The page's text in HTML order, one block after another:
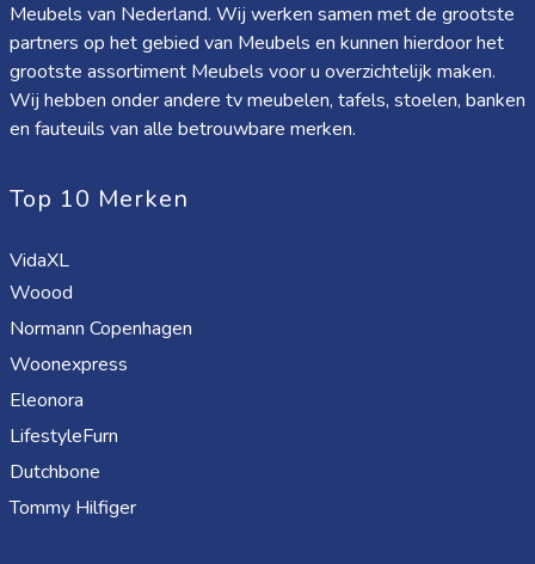
Meubels van Nederland. Wij werken samen met de grootste
partners op het gebied van Meubels en kunnen hierdoor het
grootste assortiment Meubels voor u overzichtelijk maken.
Wij hebben onder andere tv meubelen, tafels, stoelen, banken
en fauteuils van alle betrouwbare merken.
Top 10 Merken
VidaXL
Woood
Normann Copenhagen
Woonexpress
Eleonora
LifestyleFurn
Dutchbone
Tommy Hilfiger